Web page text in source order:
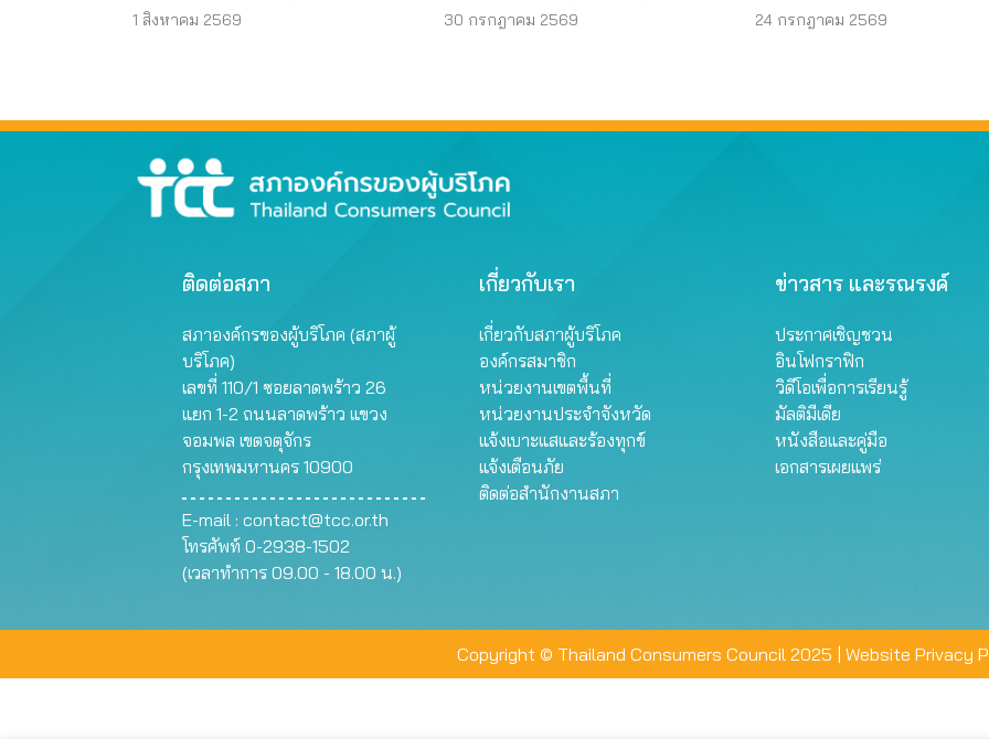
1 สิงหาคม 2569
วงตา 1 ข้าง
30 กรกฎาคม 2569
ผู้บริโภคไม่ต้องจ่าย
24 กรกฎาคม 2569
ติดต่อสภา
สภาองค์กรของผู้บริโภค (สภาผู้
บริโภค)
เลขที่ 110/1 ซอยลาดพร้าว 26
แยก 1-2 ถนนลาดพร้าว แขวง
จอมพล เขตจตุจักร
กรุงเทพมหานคร 10900
E-mail : contact@tcc.or.th
โทรศัพท์ 0-2938-1502
(เวลาทำการ 09.00 - 18.00 น.)
เกี่ยวกับเรา
เกี่ยวกับสภาผู้บริโภค
องค์กรสมาชิก
หน่วยงานเขตพื้นที่
หน่วยงานประจำจังหวัด
แจ้งเบาะแสและร้องทุกข์
แจ้งเตือนภัย
ติดต่อสำนักงานสภา
ข่าวสาร และรณรงค์
ประกาศเชิญชวน
อินโฟกราฟิก
วิดีโอเพื่อการเรียนรู้
มัลติมีเดีย
หนังสือและคู่มือ
เอกสารเผยแพร่
Copyright © Thailand Consumers Council 2025 | Website Privacy